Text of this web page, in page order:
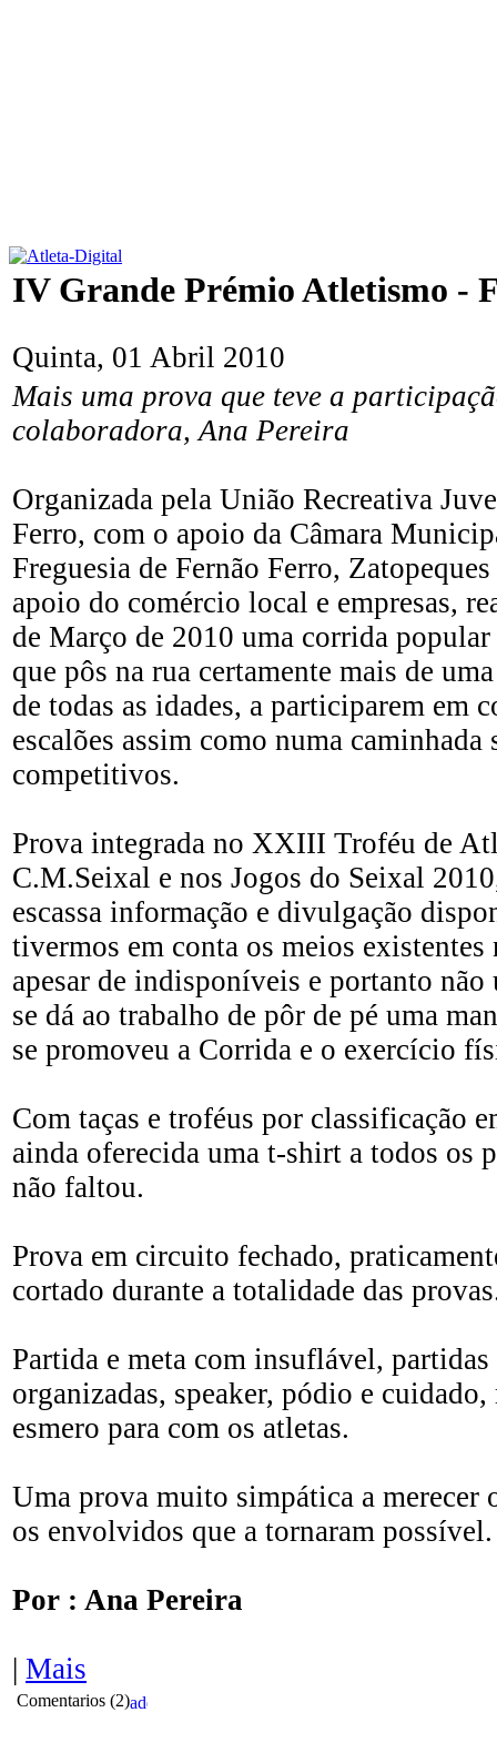
IV Grande Prémio Atletismo -
Quinta, 01 Abril 2010
Mais uma prova que teve a
colaboradora, Ana Pereira
Organizada pela União Recreativa
Ferro, com o apoio da Câmara
Freguesia de Fernão Ferro,
apoio do comércio local e empresas,
de Março de 2010 uma corrida
que pôs na rua certamente mais de
de todas as idades, a participarem em
escalões assim como numa caminhada
competitivos.
Prova integrada no XXIII Troféu de
C.M.Seixal e nos Jogos do Seixal
escassa informação e divulgação
tivermos em conta os meios existentes
apesar de indisponíveis e portanto
se dá ao trabalho de pôr de pé uma
se promoveu a Corrida e o exercício
Com taças e troféus por classificação
ainda oferecida uma t-shirt a todos os
não faltou.
Prova em circuito fechado,
cortado durante a totalidade das
Partida e meta com insuflável, partidas
organizadas, speaker, pódio e
esmero para com os atletas.
Uma prova muito simpática a merecer
os envolvidos que a tornaram possível.
Por : Ana Pereira
| Mais
Comentarios (2)